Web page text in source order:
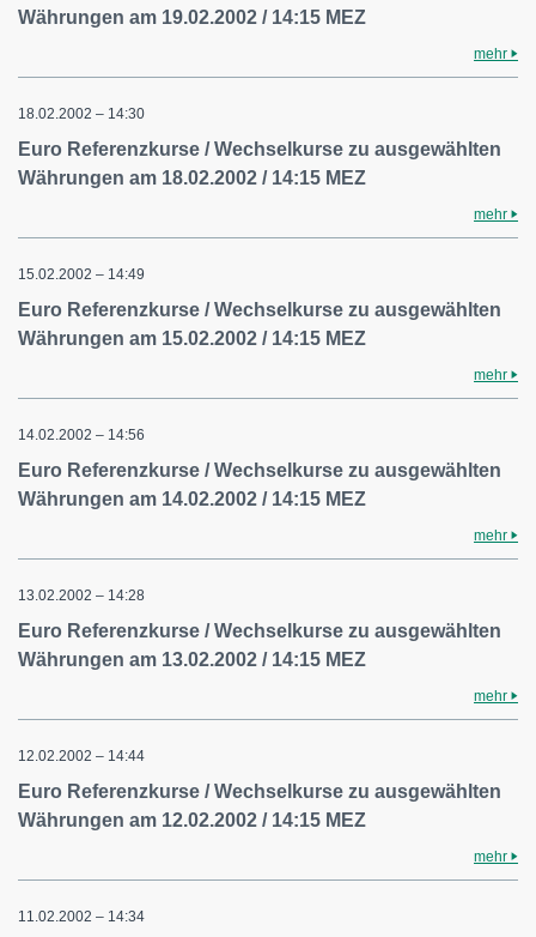
Währungen am 19.02.2002 / 14:15 MEZ
mehr
18.02.2002 – 14:30
Euro Referenzkurse / Wechselkurse zu ausgewählten
Währungen am 18.02.2002 / 14:15 MEZ
mehr
15.02.2002 – 14:49
Euro Referenzkurse / Wechselkurse zu ausgewählten
Währungen am 15.02.2002 / 14:15 MEZ
mehr
14.02.2002 – 14:56
Euro Referenzkurse / Wechselkurse zu ausgewählten
Währungen am 14.02.2002 / 14:15 MEZ
mehr
13.02.2002 – 14:28
Euro Referenzkurse / Wechselkurse zu ausgewählten
Währungen am 13.02.2002 / 14:15 MEZ
mehr
12.02.2002 – 14:44
Euro Referenzkurse / Wechselkurse zu ausgewählten
Währungen am 12.02.2002 / 14:15 MEZ
mehr
11.02.2002 – 14:34